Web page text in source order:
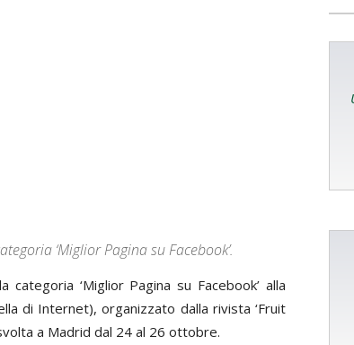
‘Miglior Pagina su Facebook’.
‘Miglior Pagina su Facebook’ alla
di Internet), organizzato dalla rivista ‘Fruit
a Madrid dal 24 al 26 ottobre.